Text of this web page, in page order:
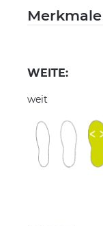
Merkmale
WEITE:
weit